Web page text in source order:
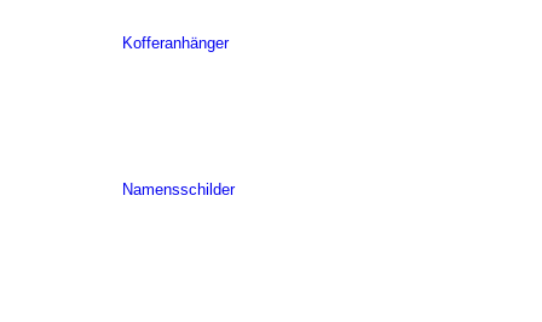
Kofferanhänger
Namensschilder